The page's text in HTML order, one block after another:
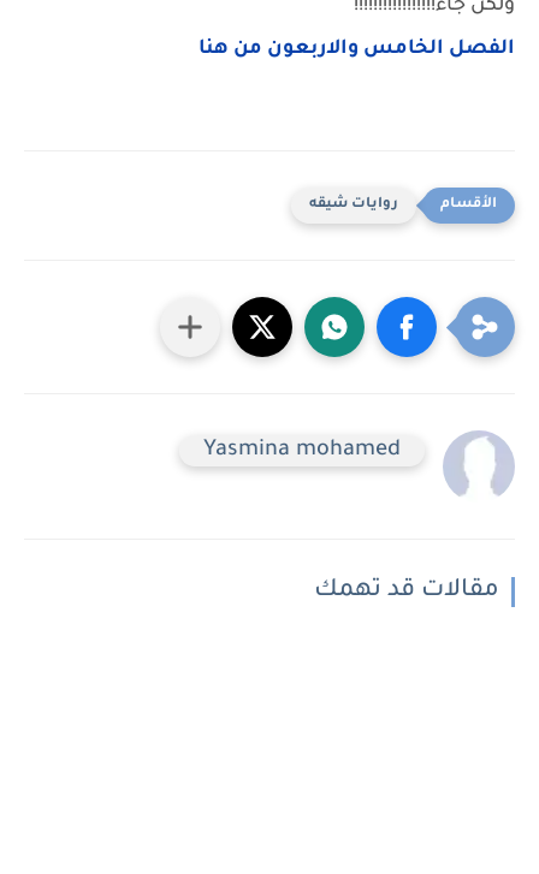
ولكن جاء!!!!!!!!!!!!!!!!!
الفصل الخامس والاربعون من هنا
روايات شيقه
Yasmina mohamed
مقالات قد تهمك